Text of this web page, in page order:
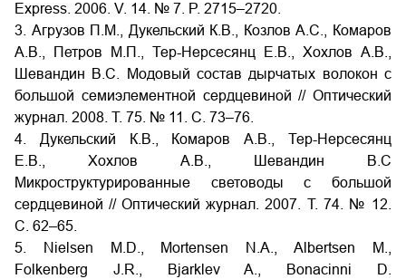
Express. 2006. V. 14. № 7. P. 2715–2720.
3. Агрузов П.М., Дукельский К.В., Козлов А.С., Комаров
А.В., Петров М.П., Тер-Нерсесянц Е.В., Хохлов А.В.,
Шевандин В.С. Модовый состав дырчатых волокон с
большой семиэлементной сердцевиной // Оптический
журнал. 2008. Т. 75. № 11. С. 73–76.
4. Дукельский К.В., Комаров А.В., Тер-Нерсесянц
Е.В., Хохлов А.В., Шевандин В.С
Микроструктурированные световоды с большой
сердцевиной // Оптический журнал. 2007. Т. 74. № 12.
С. 62–65.
5. Nielsen M.D., Mortensen N.A., Albertsen M.,
Folkenberg J.R., Bjarklev A., Bonacinni D.